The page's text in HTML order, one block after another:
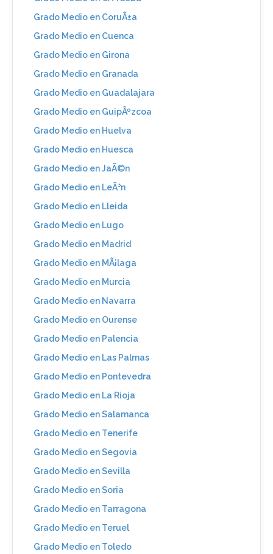
Grado Medio en CoruÃ±a
Grado Medio en Cuenca
Grado Medio en Girona
Grado Medio en Granada
Grado Medio en Guadalajara
Grado Medio en GuipÃºzcoa
Grado Medio en Huelva
Grado Medio en Huesca
Grado Medio en JaÃ©n
Grado Medio en LeÃ³n
Grado Medio en Lleida
Grado Medio en Lugo
Grado Medio en Madrid
Grado Medio en MÃ¡laga
Grado Medio en Murcia
Grado Medio en Navarra
Grado Medio en Ourense
Grado Medio en Palencia
Grado Medio en Las Palmas
Grado Medio en Pontevedra
Grado Medio en La Rioja
Grado Medio en Salamanca
Grado Medio en Tenerife
Grado Medio en Segovia
Grado Medio en Sevilla
Grado Medio en Soria
Grado Medio en Tarragona
Grado Medio en Teruel
Grado Medio en Toledo